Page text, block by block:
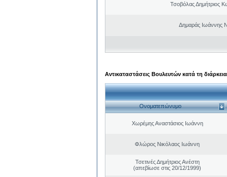
Τσοβόλας Δημήτριος
Δημαράς Ιωάννης
Αντικαταστάσεις Βουλευτών κατά τη
Ονοματεπώνυμο
Χωρέμης Αναστάσιος Ιωάννη
Φλώρος Νικόλαος Ιωάννη
Τσετινές Δημήτριος Ανέστη
(απεβίωσε στις 20/12/1999)